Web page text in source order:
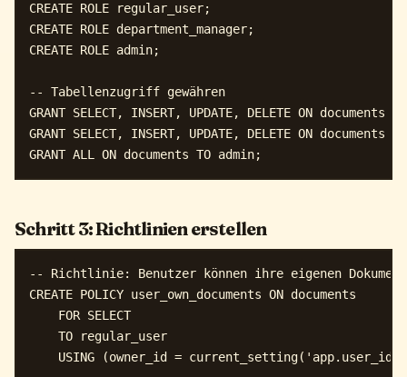
CREATE ROLE regular_user;
CREATE ROLE department_manager;
CREATE ROLE admin;
-- Tabellenzugriff gewähren
GRANT SELECT, INSERT, UPDATE, DELETE ON
GRANT SELECT, INSERT, UPDATE, DELETE ON documents
Schritt 3: Richtlinien erstellen
-- Richtlinie: Benutzer können ihre eigenen
CREATE POLICY user_own_documents ON documents
    FOR SELECT
    TO regular_user
USING (owner_id =